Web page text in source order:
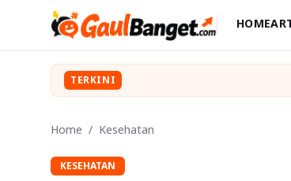
HOME
TERKINI
Home / Kesehatan
KESEHATAN